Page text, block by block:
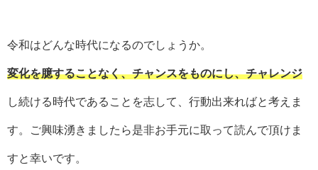
令和はどんな時代になるのでしょうか。
変化を臆することなく、チャンスをものにし、チャレンジ
し続ける時代であることを志して、行動出来ればと考えま
す。ご興味湧きましたら是非お手元に取って読んで頂けま
すと幸いです。